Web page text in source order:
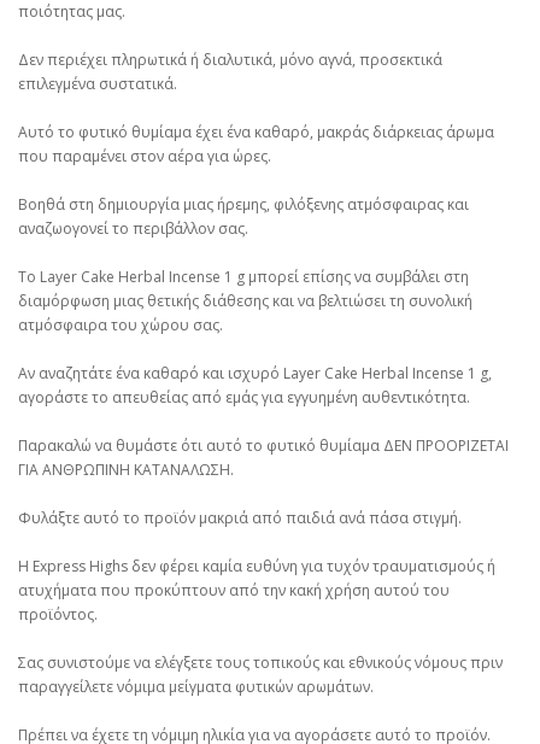
ποιότητας μας.
Δεν περιέχει πληρωτικά ή διαλυτικά, μόνο αγνά, προσεκτικά
επιλεγμένα συστατικά.
Αυτό το φυτικό θυμίαμα έχει ένα καθαρό, μακράς διάρκειας άρωμα
που παραμένει στον αέρα για ώρες.
Βοηθά στη δημιουργία μιας ήρεμης, φιλόξενης ατμόσφαιρας και
αναζωογονεί το περιβάλλον σας.
Το Layer Cake Herbal Incense 1 g μπορεί επίσης να συμβάλει στη
διαμόρφωση μιας θετικής διάθεσης και να βελτιώσει τη συνολική
ατμόσφαιρα του χώρου σας.
Αν αναζητάτε ένα καθαρό και ισχυρό Layer Cake Herbal Incense 1 g,
αγοράστε το απευθείας από εμάς για εγγυημένη αυθεντικότητα.
Παρακαλώ να θυμάστε ότι αυτό το φυτικό θυμίαμα ΔΕΝ ΠΡΟΟΡΙΖΕΤΑΙ
ΓΙΑ ΑΝΘΡΩΠΙΝΗ ΚΑΤΑΝΑΛΩΣΗ.
Φυλάξτε αυτό το προϊόν μακριά από παιδιά ανά πάσα στιγμή.
Η Express Highs δεν φέρει καμία ευθύνη για τυχόν τραυματισμούς ή
ατυχήματα που προκύπτουν από την κακή χρήση αυτού του
προϊόντος.
Σας συνιστούμε να ελέγξετε τους τοπικούς και εθνικούς νόμους πριν
παραγγείλετε νόμιμα μείγματα φυτικών αρωμάτων.
Πρέπει να έχετε τη νόμιμη ηλικία για να αγοράσετε αυτό το προϊόν.